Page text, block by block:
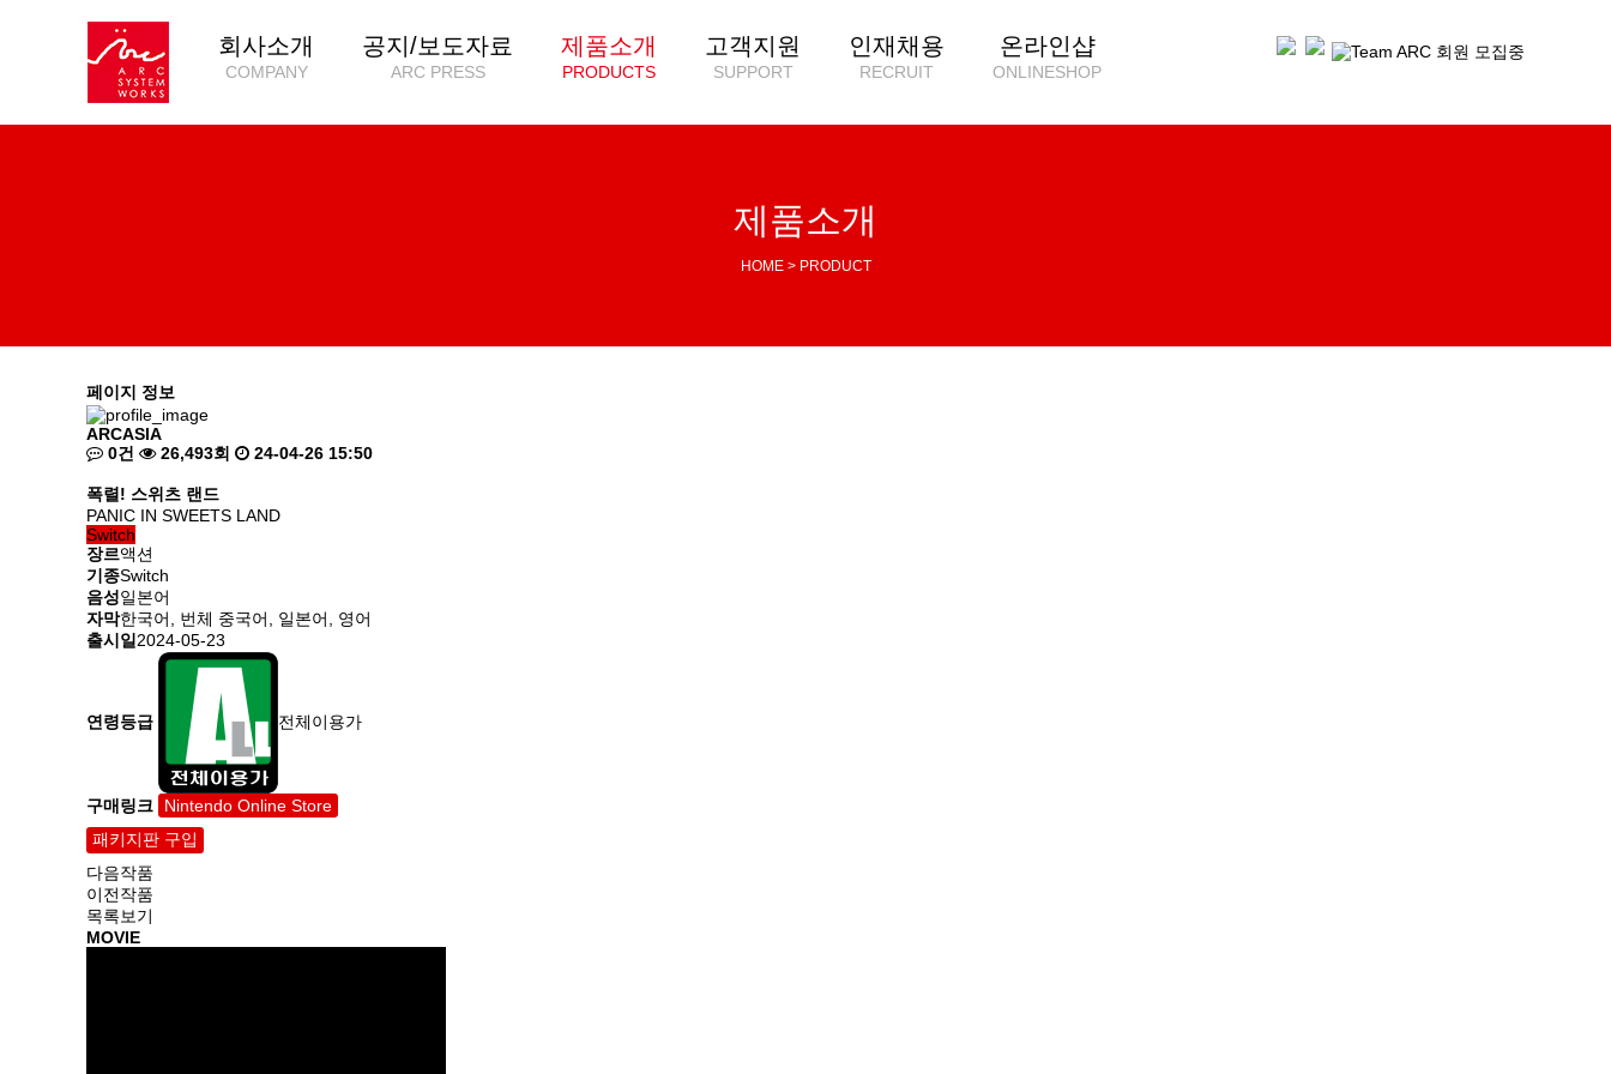
회사소개
COMPANY
공지/보도자료
ARC PRESS
제품소개
PRODUCTS
고객지원
SUPPORT
인재채용
RECRUIT
온라인샵
ONLINESHOP
제품소개
HOME > PRODUCT
페이지 정보
ARCASIA
0건
26,493회 24-04-26 15:50
폭렬! 스위츠 랜드
PANIC IN SWEETS LAND
Switch
장르액션
기종Switch
음성일본어
자막한국어, 번체 중국어, 일본어, 영어
출시일2024-05-23
연령등급 전체이용가
구매링크
Nintendo Online Store
패키지판 구입
다음작품
이전작품
목록보기
MOVIE